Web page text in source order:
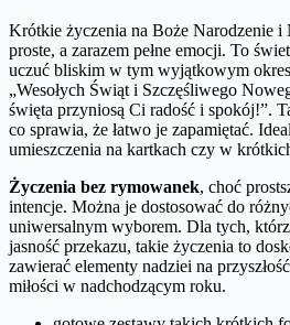
Krótkie życzenia na Boże Narodzenie
proste, a zarazem pełne emocji. To
uczuć bliskim w tym wyjątkowym
„Wesołych Świąt i Szczęśliwego
święta przyniosą Ci radość i spokój!”.
co sprawia, że łatwo je zapamiętać.
umieszczenia na kartkach czy w
Życzenia bez rymowanek, choć
intencje. Można je dostosować do
uniwersalnym wyborem. Dla tych,
jasność przekazu, takie życzenia to
zawierać elementy nadziei na
miłości w nadchodzącym roku.